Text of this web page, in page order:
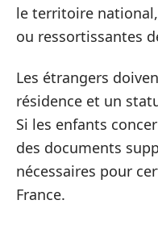
le territoire national,
ou ressortissantes
Les étrangers
résidence et un
Si les enfants
des documents
nécessaires pour
France.